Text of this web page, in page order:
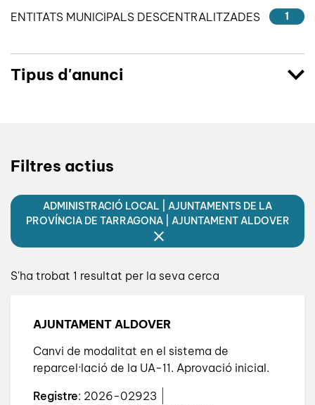
ENTITATS MUNICIPALS DESCENTRALITZADES 1
Tipus d'anunci
Filtres actius
ADMINISTRACIÓ LOCAL | AJUNTAMENTS DE LA
PROVÍNCIA DE TARRAGONA | AJUNTAMENT ALDOVER
S'ha trobat 1 resultat per la seva cerca
AJUNTAMENT ALDOVER
Canvi de modalitat en el sistema de
reparcel·lació de la UA-11. Aprovació inicial.
Registre: 2026-02923